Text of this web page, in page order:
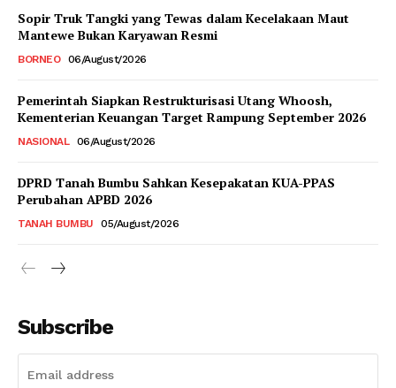
Sopir Truk Tangki yang Tewas dalam Kecelakaan Maut
Mantewe Bukan Karyawan Resmi
BORNEO 06/August/2026
Pemerintah Siapkan Restrukturisasi Utang Whoosh,
Kementerian Keuangan Target Rampung September 2026
NASIONAL 06/August/2026
DPRD Tanah Bumbu Sahkan Kesepakatan KUA-PPAS
Perubahan APBD 2026
TANAH BUMBU 05/August/2026
Subscribe